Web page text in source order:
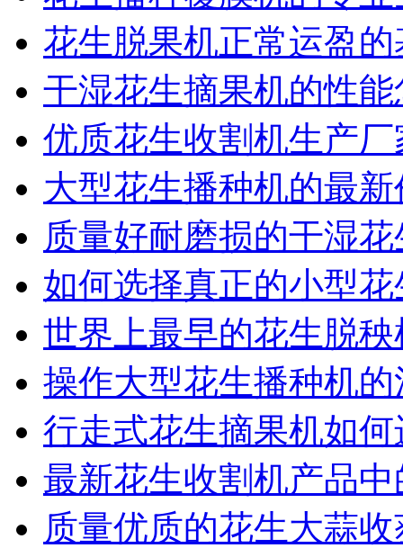
花生脱果机正常运盈
干湿花生摘果机的性
优质花生收割机生产厂
大型花生播种机的最新
质量好耐磨损的干湿
如何选择真正的小型
世界上最早的花生脱
操作大型花生播种机
行走式花生摘果机如
最新花生收割机产品
质量优质的花生大蒜